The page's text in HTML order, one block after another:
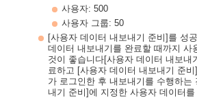
사용자: 500
사용자 그룹: 50
[사용자 데이터 내보내기 준비]를 성
데이터 내보내기를 완료할 때까지 사
것이 좋습니다[사용자 데이터 내보내
료하고 [사용자 데이터 내보내기 준
가 로그인한 후 내보내기를 수행하는
내기 준비]에 지정한 사용자 데이터를